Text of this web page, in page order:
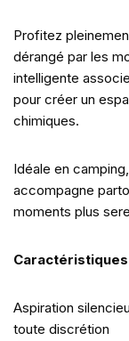
Profitez
dérangé par les
intelligente
pour créer un
chimiques.
Idéale en
accompagne
moments plus
Caractéristiques
Aspiration
toute discrétion